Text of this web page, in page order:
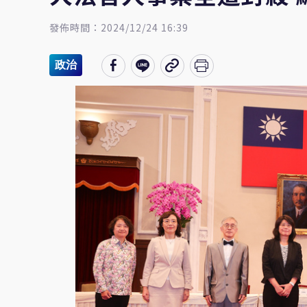
發佈時間：2024/12/24 16:39
政治